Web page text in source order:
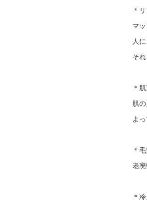
＊
マ
人
そ
＊
肌
よ
＊
老
＊